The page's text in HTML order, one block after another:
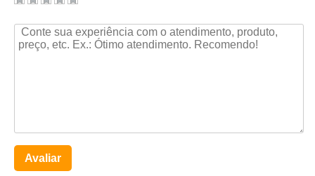
Avaliar